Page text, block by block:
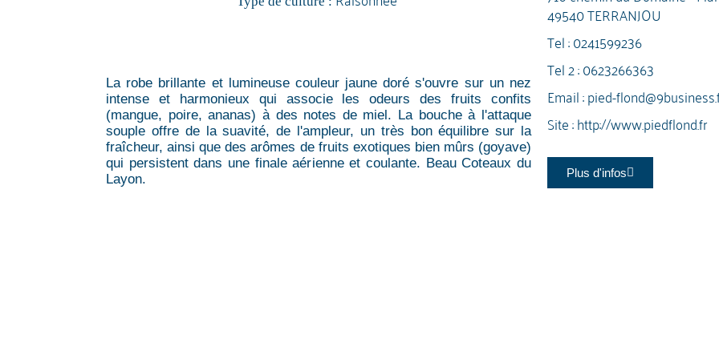
La robe brillante et lumineuse couleur jaune doré s'ouvre sur un nez
intense et harmonieux qui associe les odeurs des fruits confits
(mangue, poire, ananas) à des notes de miel. La bouche à l'attaque
souple offre de la suavité, de l'ampleur, un très bon équilibre sur la
fraîcheur, ainsi que des arômes de fruits exotiques bien mûrs (goyave)
qui persistent dans une finale aérienne et coulante. Beau Coteaux du
Layon.
49540 TERRANJOU
Tel :0241599236
Tel 2 :0623266363
Email :pied-
Site :http://www.piedflond.fr
Plus d'infos